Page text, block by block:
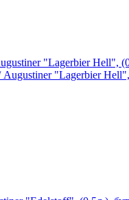
"Lagerbier Hell",